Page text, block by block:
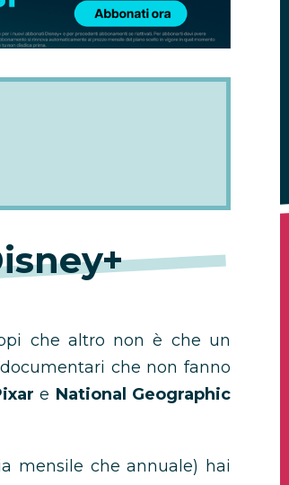
che altro non è che un
che non fanno
e National Geographic
mensile che annuale) hai